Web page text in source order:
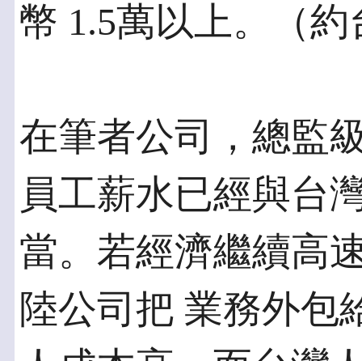
幣 1.5萬以上。（
在筆者公司，總監
員工薪水已經與台
當。若經濟繼續高
陸公司把 業務外包